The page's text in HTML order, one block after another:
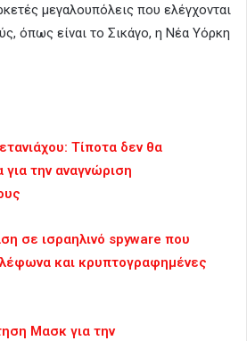
μεγαλουπόλεις που ελέγχονται
όπως είναι το Σικάγο, η Νέα Υόρκη
Τίποτα δεν θα
για την αναγνώριση
σε ισραηλινό spyware που
και κρυπτογραφημένες
Μασκ για την